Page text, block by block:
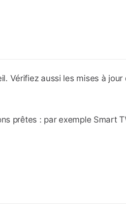
Vérifiez aussi les mises à jour
prêtes : par exemple Smart